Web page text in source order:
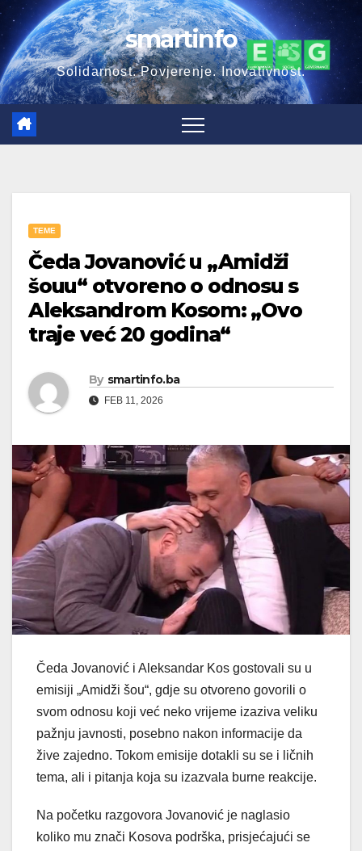
Skip
to
content
smartinfo
Solidarnost. Povjerenje. Inovativnost.
TEME
Čeda Jovanović u „Amidži
šouu“ otvoreno o odnosu s
Aleksandrom Kosom: „Ovo
traje već 20 godina“
By smartinfo.ba
FEB 11, 2026
Čeda Jovanović i Aleksandar Kos gostovali su u
emisiji „Amidži šou“, gdje su otvoreno govorili o
svom odnosu koji već neko vrijeme izaziva veliku
pažnju javnosti, posebno nakon informacije da
žive zajedno. Tokom emisije dotakli su se i ličnih
tema, ali i pitanja koja su izazvala burne reakcije.
Na početku razgovora Jovanović je naglasio
koliko mu znači Kosova podrška, prisjećajući se